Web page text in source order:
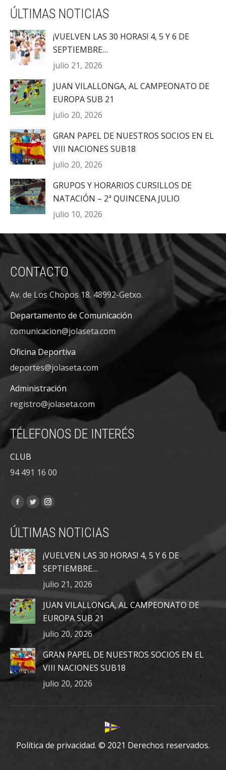
ÚLTIMAS NOTICIAS
¡VUELVEN LAS 30 HORAS! 4, 5 Y 6 DE
SEPTIEMBRE…
julio 21, 2026
JUAN VILALLONGA, AL CAMPEONATO DE
EUROPA SUB 21
julio 20, 2026
GRAN PAPEL DE NUESTROS SOCIOS EN EL
VIII NACIONES SUB18
julio 20, 2026
GRUPOS Y HORARIOS CURSILLOS DE
NATACIÓN – 2ª QUINCENA JULIO
julio 10, 2026
CONTACTO
Av. de Los Chopos 18. 48992-Getxo.
Departamento de Comunicación
comunicacion@jolaseta.com
Oficina Deportiva
deportes@jolaseta.com
Administración
registro@jolaseta.com
TÉLEFONOS DE INTERÉS
CLUB
94 491 16 00
Encuéntranos en:
Facebook
opens
in
new
window
Twitter
opens
in
new
window
Instagram
opens
new
window
ÚLTIMAS NOTICIAS
¡VUELVEN LAS 30 HORAS! 4, 5 Y 6 DE
SEPTIEMBRE…
julio 21, 2026
JUAN VILALLONGA, AL CAMPEONATO DE
EUROPA SUB 21
julio 20, 2026
GRAN PAPEL DE NUESTROS SOCIOS EN EL
VIII NACIONES SUB18
julio 20, 2026
Política de privacidad. © 2021 Derechos reservados.